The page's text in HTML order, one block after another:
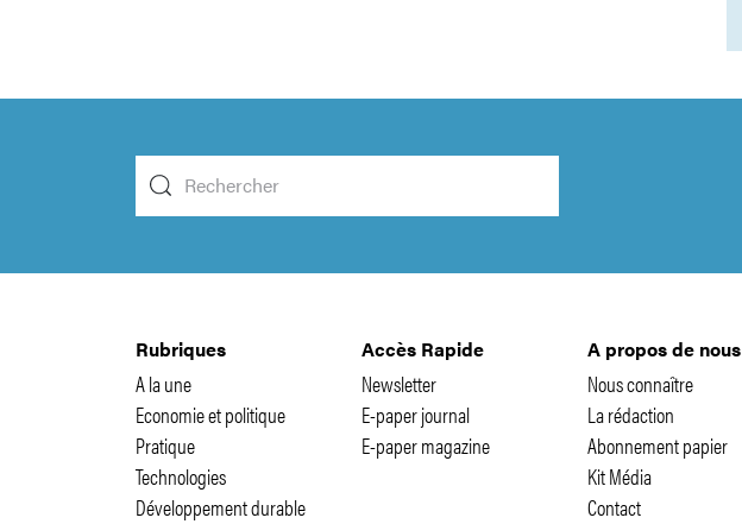
Rubriques
A la une
Economie et politique
Pratique
Technologies
Développement durable
Accès Rapide
Newsletter
E-paper journal
E-paper magazine
A propos de nous
Nous connaître
La rédaction
Abonnement papier
Kit Média
Contact